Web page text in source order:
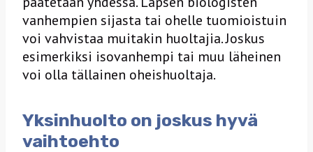
vanhempien sijasta tai ohelle tuomioistuin
voi vahvistaa muitakin huoltajia. Joskus
esimerkiksi isovanhempi tai muu läheinen
voi olla tällainen oheishuoltaja.
Yksinhuolto on joskus hyvä
vaihtoehto